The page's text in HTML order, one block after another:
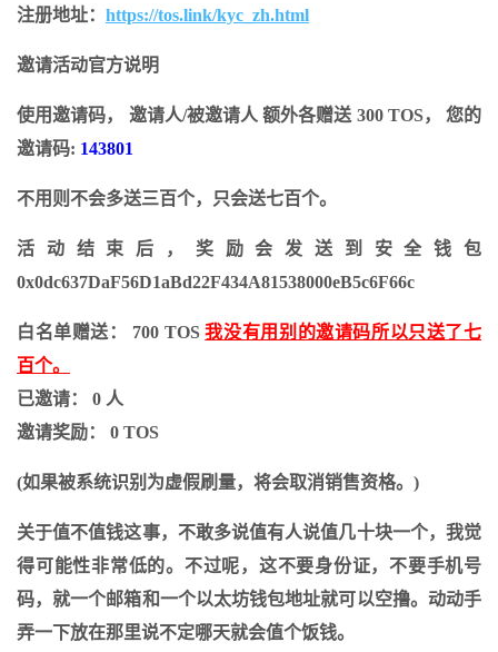
注册地址： https://tos.link/kyc_zh.html
邀请活动官方说明
使用邀请码， 邀请人/被邀请人 额外各赠送 300 TOS， 您的
邀请码: 143801
不用则不会多送三百个，只会送七百个。
活动结束后，奖励会发送到安全钱包
0x0dc637DaF56D1aBd22F434A81538000eB5c6F66c
白名单赠送： 700 TOS我没有用别的邀请码所以只送了七
百个。
已邀请： 0 人
邀请奖励： 0 TOS
(如果被系统识别为虚假刷量，将会取消销售资格。)
关于值不值钱这事，不敢多说值有人说值几十块一个，我觉
得可能性非常低的。不过呢，这不要身份证，不要手机号
码，就一个邮箱和一个以太坊钱包地址就可以空撸。动动手
弄一下放在那里说不定哪天就会值个饭钱。